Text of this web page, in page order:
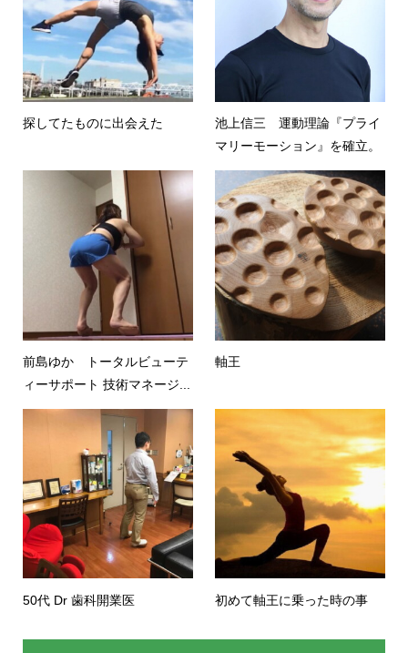
探してたものに出会えた
池上信三 運動理論『プライ
マリーモーション』を確⽴。
前島ゆか トータルビューテ
ィーサポート 技術マネージ...
軸王
50代 Dr 歯科開業医 初めて軸王に乗った時の事